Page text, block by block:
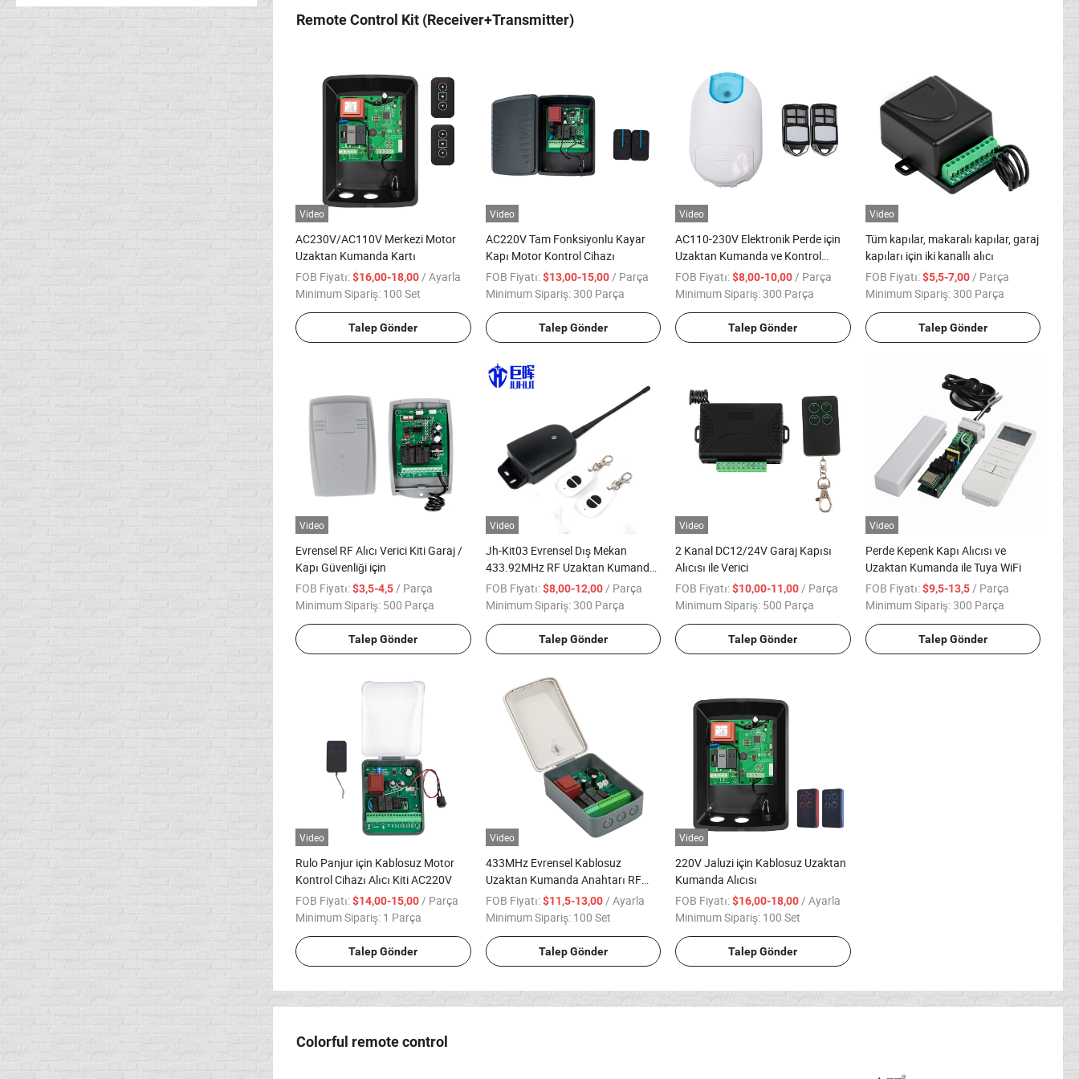
Remote Control Kit (Receiver+Transmitter)
Video
AC230V/AC110V Merkezi Motor
Uzaktan Kumanda Kartı
FOB Fiyatı:$16,00-18,00 / Ayarla
Minimum Sipariş: 100 Set
Talep Gönder
Video
AC220V Tam Fonksiyonlu Kayar
Kapı Motor Kontrol Cihazı
FOB Fiyatı:$13,00-15,00 / Parça
Minimum Sipariş:300 Parça
Talep Gönder
Video
AC110-230V Elektronik Perde için
Uzaktan Kumanda ve Kontrol
Cihazı
FOB Fiyatı:$8,00-10,00 / Parça
Minimum Sipariş:300 Parça
Talep Gönder
Video
Tüm kapılar, makaralı kapılar, garaj
kapıları için iki kanallı alıcı
FOB Fiyatı:$5,5-7,00 / Parça
Minimum Sipariş:300 Parça
Talep Gönder
Video
Evrensel RF Alıcı Verici Kiti Garaj /
Kapı Güvenliği için
FOB Fiyatı:$3,5-4,5/ Parça
Minimum Sipariş: 500 Parça
Talep Gönder
Video
Jh-Kit03 Evrensel Dış Mekan
433.92MHz RF Uzaktan Kumanda
Alıcısı ve Vericisi
FOB Fiyatı:$8,00-12,00/ Parça
Minimum Sipariş:300 Parça
Talep Gönder
Video
2 Kanal DC12/24V Garaj Kapısı
Alıcısı ile Verici
FOB Fiyatı:$10,00-11,00/ Parça
Minimum Sipariş: 500 Parça
Talep Gönder
Video
Perde Kepenk Kapı Alıcısı ve
Uzaktan Kumanda ile Tuya WiFi
FOB Fiyatı:$9,5-13,5/ Parça
Minimum Sipariş:300 Parça
Talep Gönder
Video
Rulo Panjur için Kablosuz Motor
Kontrol Cihazı Alıcı Kiti AC220V
FOB Fiyatı:$14,00-15,00 / Parça
Minimum Sipariş: 1 Parça
Talep Gönder
Video
433MHz Evrensel Kablosuz
Uzaktan Kumanda Anahtarı RF
Röle Alıcısı Büyük Bellek ile
FOB Fiyatı:$11,5-13,00 / Ayarla
Minimum Sipariş: 100 Set
Talep Gönder
Video
220V Jaluzi için Kablosuz Uzaktan
Kumanda Alıcısı
FOB Fiyatı:$16,00-18,00 / Ayarla
Minimum Sipariş: 100 Set
Talep Gönder
Colorful remote control